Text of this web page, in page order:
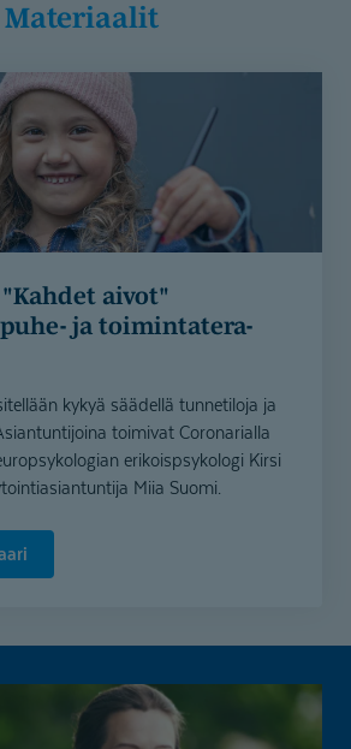
Materiaalit
ja toimintate­ra­
kykyä säädellä tunnetiloja ja
toimivat Coronarialla
erikoispsykologi Kirsi
Miia Suomi.